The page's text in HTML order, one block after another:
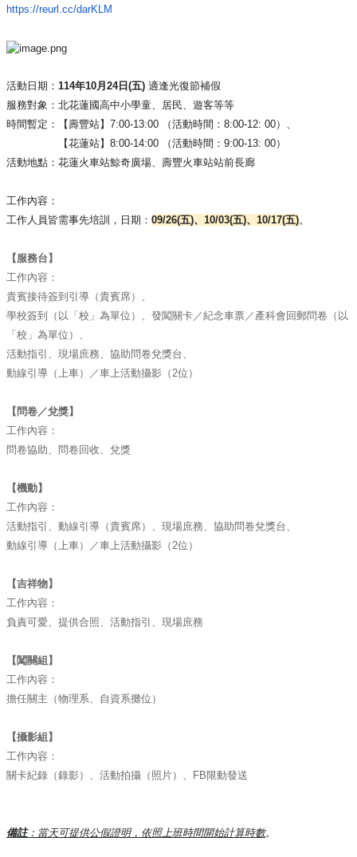
https://reurl.cc/darKLM
活動日期： 114年10月24日(五) 適逢光復節補假
服務對象：北花蓮國高中小學童、居民、遊客等等
時間暫定：【壽豐站】7:00-13:00 （活動時間：8:00-12: 00）、
【花蓮站】8:00-14:00 （活動時間：9:00-13: 00）
活動地點：花蓮火車站鯨奇廣場、壽豐火車站站前長廊
工作內容：
工作人員皆需事先培訓，日期： 09/26(五)、10/03(五)、10/17(五)。
【服務台】
工作內容：
貴賓接待簽到引導（貴賓席）、
學校簽到（以「校」為單位）、發闖關卡／紀念車票／ 產科會回郵問卷（以
「校」為單位）、
活動指引、現場庶務、協助問卷兌獎台、
動線引導（上車）／車上活動攝影（2位）
【問卷／兌獎】
工作內容：
問卷協助、問卷回收、兌獎
【機動】
工作內容：
活動指引、動線引導（貴賓席）、現場庶務、協助問卷兌獎台、
動線引導（上車）／車上活動攝影（2位）
【吉祥物】
工作內容：
負責可愛、提供合照、活動指引、現場庶務
【闖關組】
工作內容：
擔任關主（物理系、自資系攤位）
【攝影組】
工作內容：
關卡紀錄（錄影）、活動拍攝（照片）、FB限動發送
備註：當天可提供公假證明，依照上班時間開始計算時數。